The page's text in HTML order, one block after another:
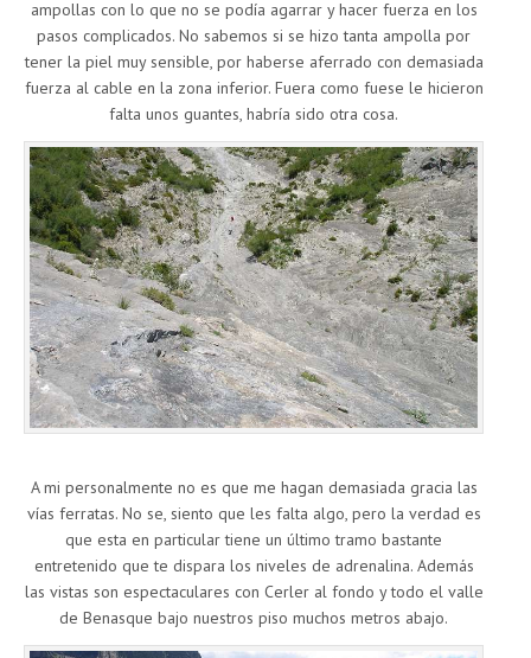
ampollas con lo que no se podía agarrar y hacer fuerza en los
pasos complicados. No sabemos si se hizo tanta ampolla por
tener la piel muy sensible, por haberse aferrado con demasiada
fuerza al cable en la zona inferior. Fuera como fuese le hicieron
falta unos guantes, habría sido otra cosa.
A mi personalmente no es que me hagan demasiada gracia las
vías ferratas. No se, siento que les falta algo, pero la verdad es
que esta en particular tiene un último tramo bastante
entretenido que te dispara los niveles de adrenalina. Además
las vistas son espectaculares con Cerler al fondo y todo el valle
de Benasque bajo nuestros piso muchos metros abajo.